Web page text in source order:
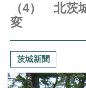
（4） 北茨
変
茨城新聞